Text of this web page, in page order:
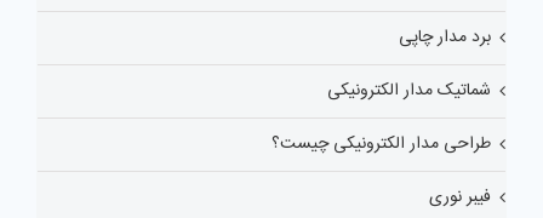
برد مدار چاپی
شماتیک مدار الکترونیکی
طراحی مدار الکترونیکی چیست؟
فیبر نوری